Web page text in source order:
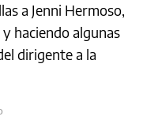
a Jenni Hermoso,
haciendo algunas
dirigente a la